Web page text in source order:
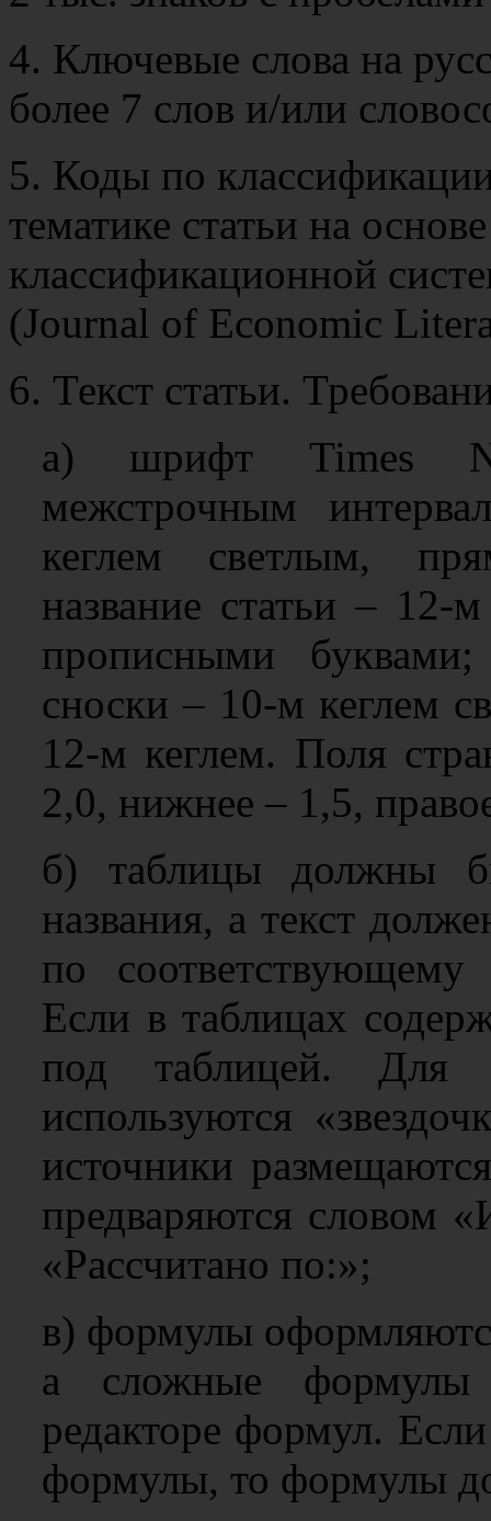
4. Ключевые слова на
более 7 слов и/или
5. Коды по
тематике статьи на
классификационной
(Journal of Economic
6. Текст статьи.
а) шрифт Times
межстрочным
кеглем светлым,
название статьи –
прописными
сноски – 10-м кеглем
12-м кеглем. Поля
2,0, нижнее – 1,5,
б) таблицы должны
названия, а текст
по
Если в таблицах
под таблицей. Для
используются
источники
предваряются словом
«Рассчитано по:»;
в) формулы
а сложные формулы
редакторе формул.
формулы, то формулы